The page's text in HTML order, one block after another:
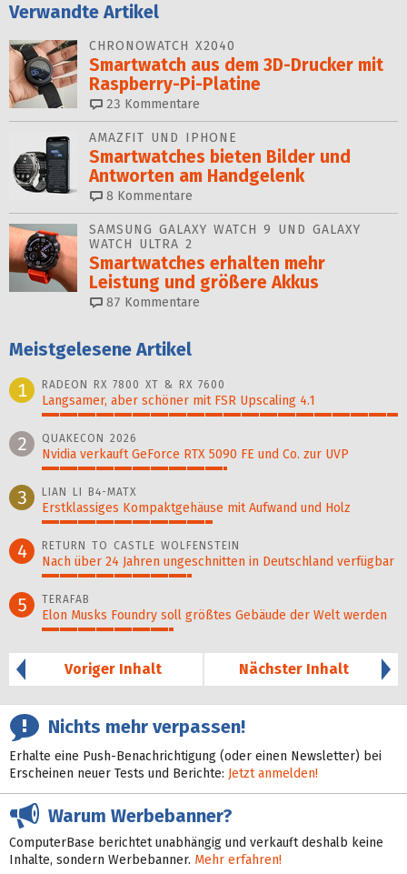
Verwandte Artikel
CHRONOWATCH X2040
Smartwatch aus dem 3D-Drucker mit
Raspberry-Pi-Platine
23 Kommentare
AMAZFIT UND IPHONE
Smartwatches bieten Bilder und
Antworten am Handgelenk
8 Kommentare
SAMSUNG GALAXY WATCH 9 UND GALAXY
WATCH ULTRA 2
Smartwatches erhalten mehr
Leistung und größere Akkus
87 Kommentare
Meistgelesene Artikel
1
RADEON RX 7800 XT & RX 7600
Langsamer, aber schöner mit FSR Upscaling 4.1
100%
2 QUAKECON 2026
Nvidia verkauft GeForce RTX 5090 FE und Co. zur UVP
52%
3 LIAN LI B4-MATX
Erstklassiges Kompaktgehäuse mit Aufwand und Holz
48%
4 RETURN TO CASTLE WOLFENSTEIN
Nach über 24 Jahren ungeschnitten in Deutschland verfügbar
42%
5 TERAFAB
Elon Musks Foundry soll größ­tes Gebäude der Welt werden
37%
Voriger Inhalt
Nächster Inhalt
Nichts mehr verpassen!
Erhalte eine Push-Benachrichtigung (oder einen Newsletter) bei
Erscheinen neuer Tests und Berichte: Jetzt anmelden!
Warum Werbebanner?
ComputerBase berichtet unabhängig und verkauft deshalb keine
Inhalte, sondern Werbebanner. Mehr erfahren!